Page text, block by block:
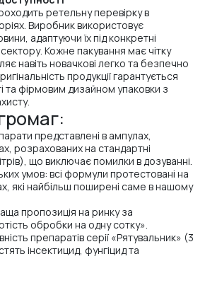
ретельну перевірку в
Виробник використовує
адаптуючи їх під конкретні
Кожне пакування має чітку
навіть новачкові легко та безпечно
продукції гарантується
та фірмовим дизайном упаковки з
представлені в ампулах,
розрахованих на стандартні
що виключає помилки в дозуванні.
умов: всі формули протестовані на
які найбільш поширені саме в нашому
пропозиція на ринку за
обробки на одну сотку».
препаратів серії «Рятувальник» (3
інсектицид, фунгіцид та